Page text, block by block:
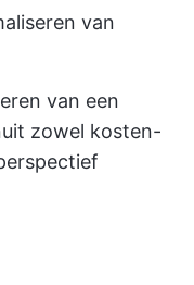
van
van een
zowel kosten-